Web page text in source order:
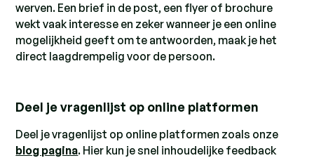
werven. Een brief in de post, een flyer of brochure
wekt vaak interesse en zeker wanneer je een online
mogelijkheid geeft om te antwoorden, maak je het
direct laagdrempelig voor de persoon.
Deel je vragenlijst op online platformen
Deel je vragenlijst op online platformen zoals onze
blog pagina. Hier kun je snel inhoudelijke feedback